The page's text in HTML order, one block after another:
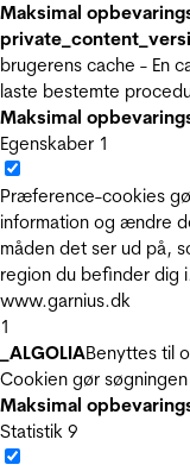
Maksimal
brugerens cache - En
laste bestemte
Maksimal
Egenskaber 1
Præference-cookies
information og ændre
måden det ser ud på,
region du befinder dig
www.garnius.dk
1
_ALGOLIABenyttes til
Cookien gør
Maksimal
Statistik 9